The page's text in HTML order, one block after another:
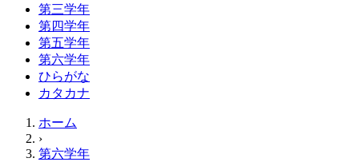
第三学年
第四学年
第五学年
第六学年
ひらがな
カタカナ
ホーム
›
第六学年